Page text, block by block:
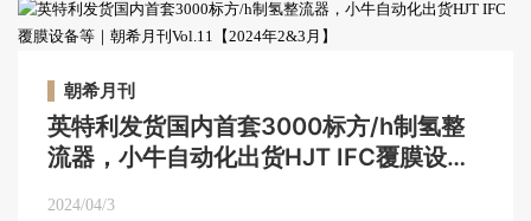
朝希月刊
英特利发货国内首套3000标方/h制氢整
流器，小牛自动化出货HJT IFC覆膜设备
2024/04/3